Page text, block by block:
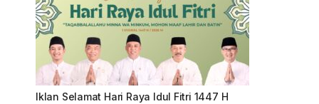
Iklan Selamat Hari Raya Idul Fitri 1447 H